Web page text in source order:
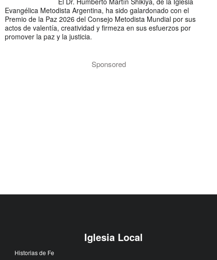
Evangélica Metodista Argentina, ha sido galardonado con el
Premio de la Paz 2026 del Consejo Metodista Mundial por sus
actos de valentía, creatividad y firmeza en sus esfuerzos por
promover la paz y la justicia.
Sponsored
Iglesia Local
Historias de Fe